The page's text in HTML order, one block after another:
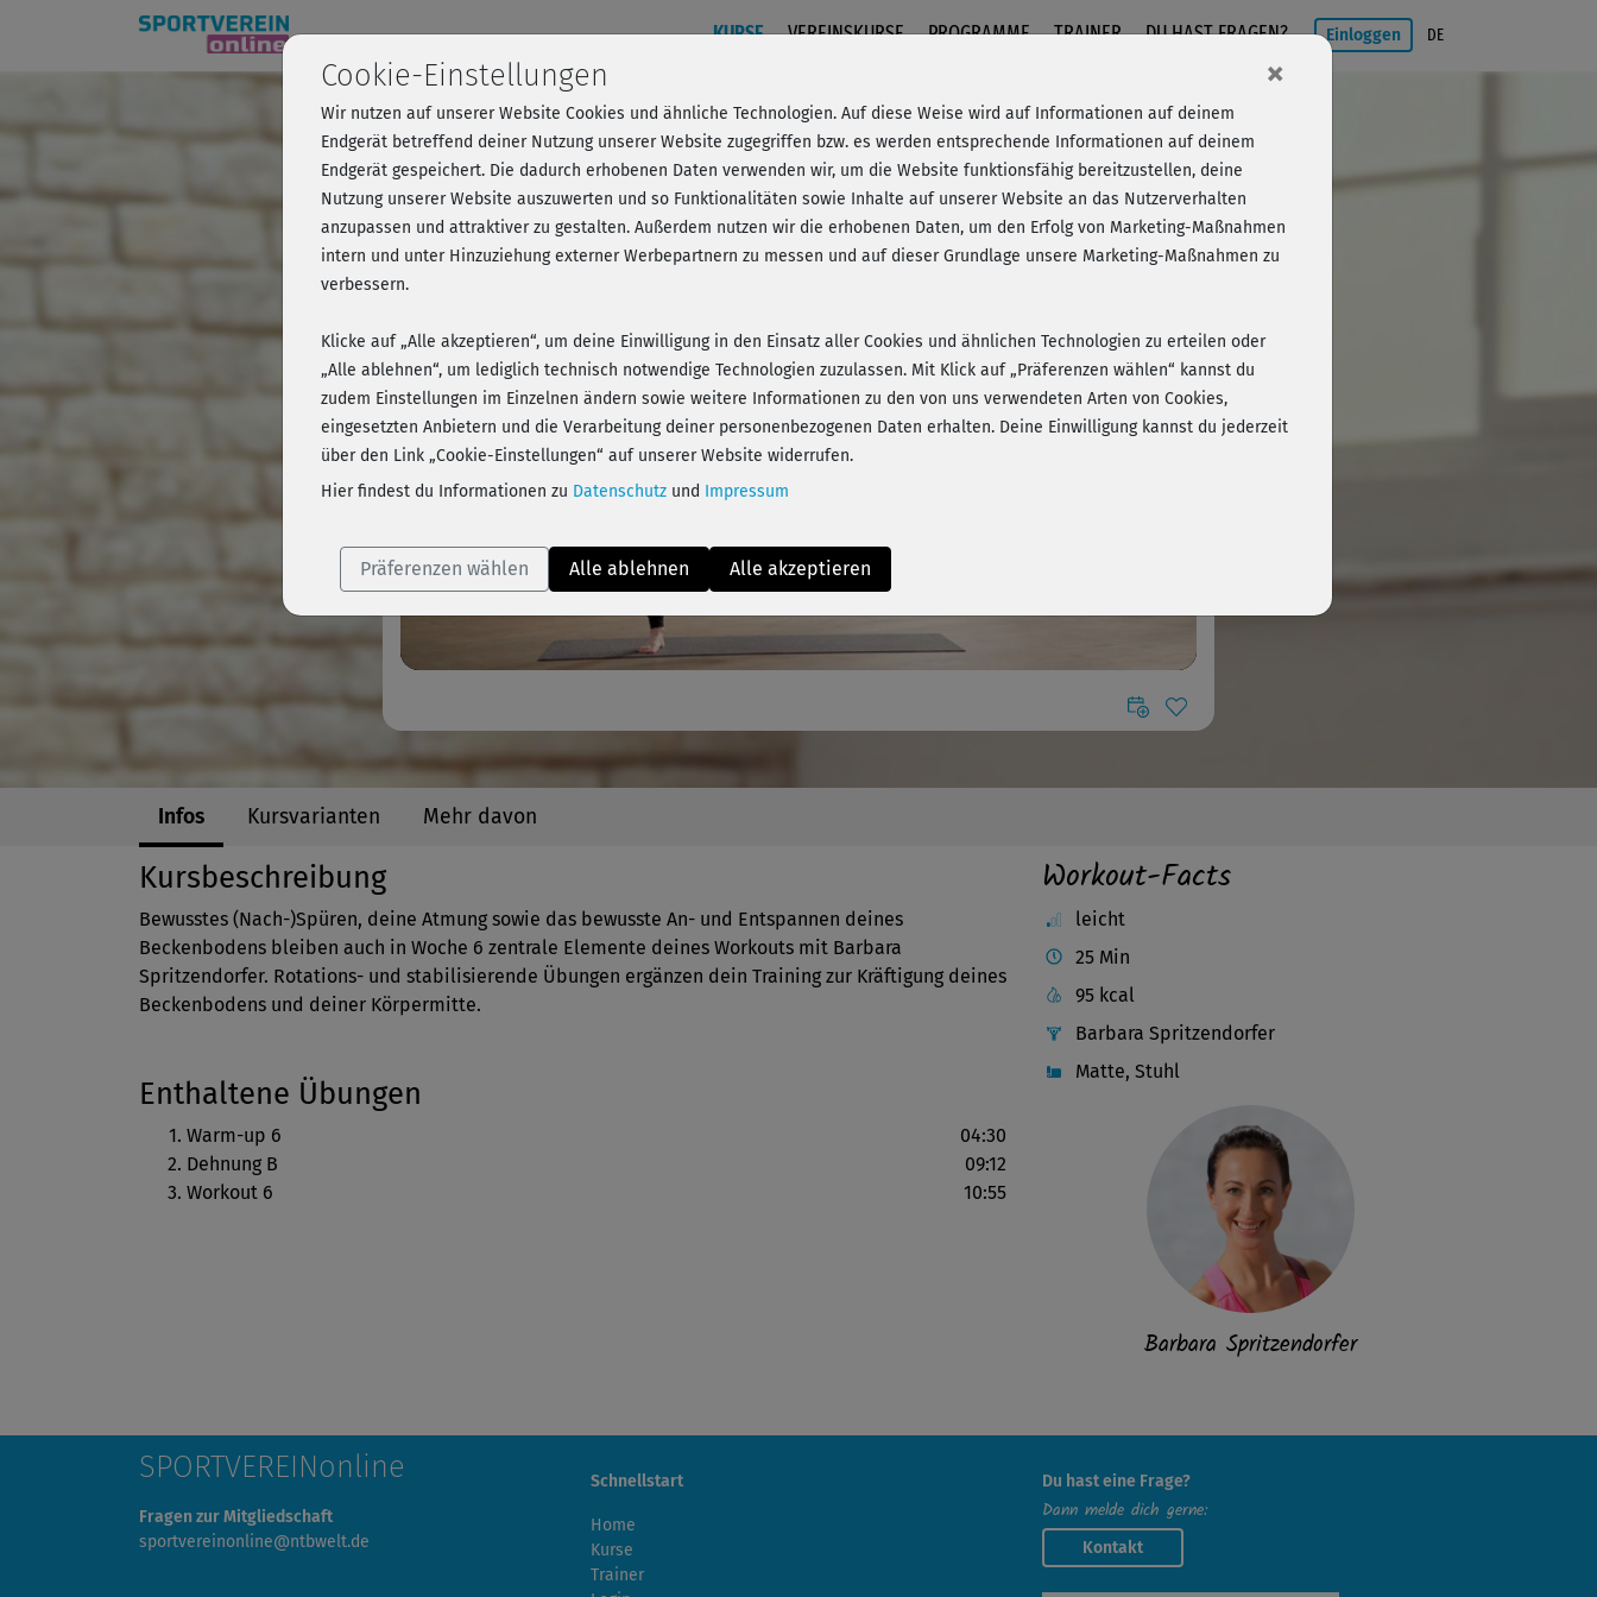
KURSE VEREINSKURSE PROGRAMME TRAINER DU HAST FRAGEN? Einloggen DE
Beckenboden Training 6
Play
Video
Kursvorschau - Anmelden und alles trainieren! Einloggen
Infos Kursvarianten Mehr davon
Kursbeschreibung
Bewusstes (Nach-)Spüren, deine Atmung sowie das bewusste An- und Entspannen deines
Beckenbodens bleiben auch in Woche 6 zentrale Elemente deines Workouts mit Barbara
Spritzendorfer. Rotations- und stabilisierende Übungen ergänzen dein Training zur Kräftigung deines
Beckenbodens und deiner Körpermitte.
Enthaltene Übungen
Warm-up 6
04:30
Dehnung B
09:12
Workout 6
10:55
Workout-Facts
leicht
25 Min
95 kcal
Barbara Spritzendorfer
Matte, Stuhl
Barbara Spritzendorfer
SPORTVEREINonline
Fragen zur Mitgliedschaft
sportvereinonline@ntbwelt.de
Schnellstart
Home
Kurse
Trainer
Du hast eine Frage?
Dann melde dich gerne:
Kontakt
Cookie-Einstellungen ×
Wir nutzen auf unserer Website Cookies und ähnliche Technologien. Auf diese Weise wird auf Informationen auf deinem
Endgerät betreffend deiner Nutzung unserer Website zugegriffen bzw. es werden entsprechende Informationen auf deinem
Endgerät gespeichert. Die dadurch erhobenen Daten verwenden wir, um die Website funktionsfähig bereitzustellen, deine
Nutzung unserer Website auszuwerten und so Funktionalitäten sowie Inhalte auf unserer Website an das Nutzerverhalten
anzupassen und attraktiver zu gestalten. Außerdem nutzen wir die erhobenen Daten, um den Erfolg von Marketing-Maßnahmen
intern und unter Hinzuziehung externer Werbepartnern zu messen und auf dieser Grundlage unsere Marketing-Maßnahmen zu
verbessern.
Klicke auf „Alle akzeptieren“, um deine Einwilligung in den Einsatz aller Cookies und ähnlichen Technologien zu erteilen oder
„Alle ablehnen“, um lediglich technisch notwendige Technologien zuzulassen. Mit Klick auf „Präferenzen wählen“ kannst du
zudem Einstellungen im Einzelnen ändern sowie weitere Informationen zu den von uns verwendeten Arten von Cookies,
eingesetzten Anbietern und die Verarbeitung deiner personenbezogenen Daten erhalten. Deine Einwilligung kannst du jederzeit
über den Link „Cookie-Einstellungen“ auf unserer Website widerrufen.
Hier findest du Informationen zu Datenschutz und Impressum
Präferenzen wählen Alle ablehnen Alle akzeptieren